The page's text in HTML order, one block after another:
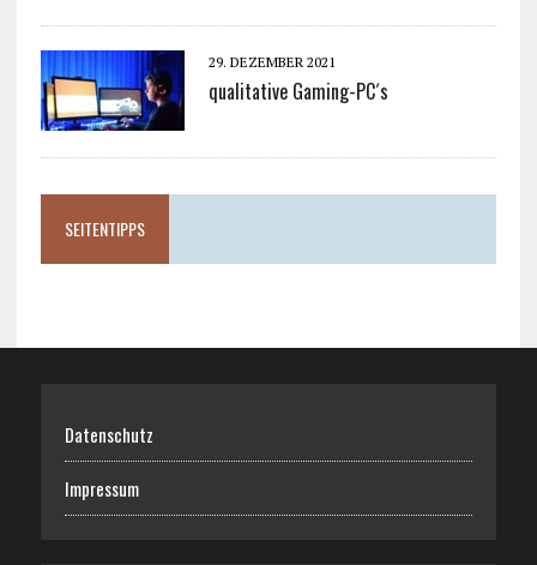
29. DEZEMBER 2021
qualitative Gaming-PC´s
SEITENTIPPS
Datenschutz
Impressum